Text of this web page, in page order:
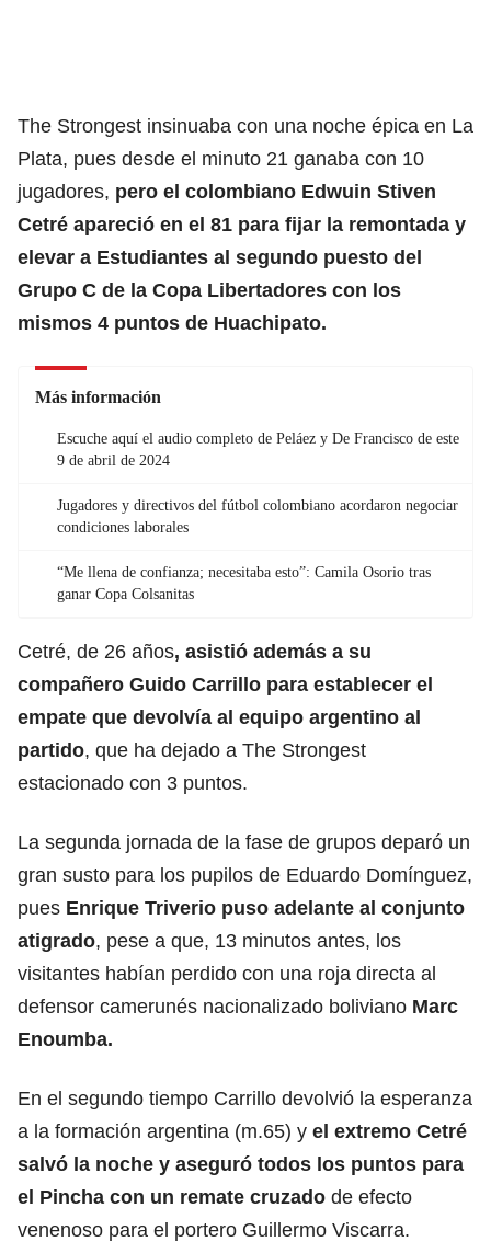
The Strongest insinuaba con una noche épica en La
Plata, pues desde el minuto 21 ganaba con 10
jugadores, pero el colombiano Edwuin Stiven
Cetré apareció en el 81 para fijar la remontada y
elevar a Estudiantes al segundo puesto del
Grupo C de la Copa Libertadores con los
mismos 4 puntos de Huachipato.
Más información
Escuche aquí el audio completo de Peláez y De Francisco de este
9 de abril de 2024
Jugadores y directivos del fútbol colombiano acordaron negociar
condiciones laborales
“Me llena de confianza; necesitaba esto”: Camila Osorio tras
ganar Copa Colsanitas
Cetré, de 26 años, asistió además a su
compañero Guido Carrillo para establecer el
empate que devolvía al equipo argentino al
partido, que ha dejado a The Strongest
estacionado con 3 puntos.
La segunda jornada de la fase de grupos deparó un
gran susto para los pupilos de Eduardo Domínguez,
pues Enrique Triverio puso adelante al conjunto
atigrado, pese a que, 13 minutos antes, los
visitantes habían perdido con una roja directa al
defensor camerunés nacionalizado boliviano Marc
Enoumba.
En el segundo tiempo Carrillo devolvió la esperanza
a la formación argentina (m.65) y el extremo Cetré
salvó la noche y aseguró todos los puntos para
el Pincha con un remate cruzado de efecto
venenoso para el portero Guillermo Viscarra.